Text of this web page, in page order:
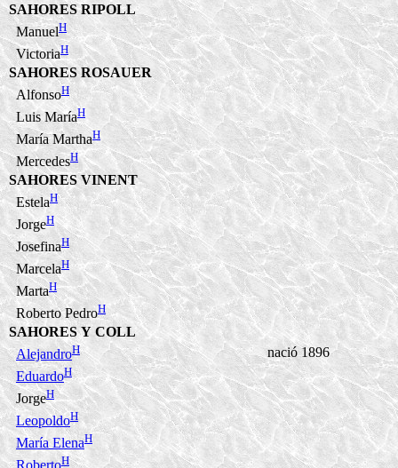
SAHORES RIPOLL
ManuelH
VictoriaH
SAHORES ROSAUER
AlfonsoH
Luis MaríaH
María MarthaH
MercedesH
SAHORES VINENT
EstelaH
JorgeH
JosefinaH
MarcelaH
MartaH
Roberto PedroH
SAHORES Y COLL
AlejandroH
nació 1896
EduardoH
JorgeH
LeopoldoH
María ElenaH
H